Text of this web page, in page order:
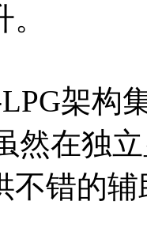
架构
然在独
不错的辅